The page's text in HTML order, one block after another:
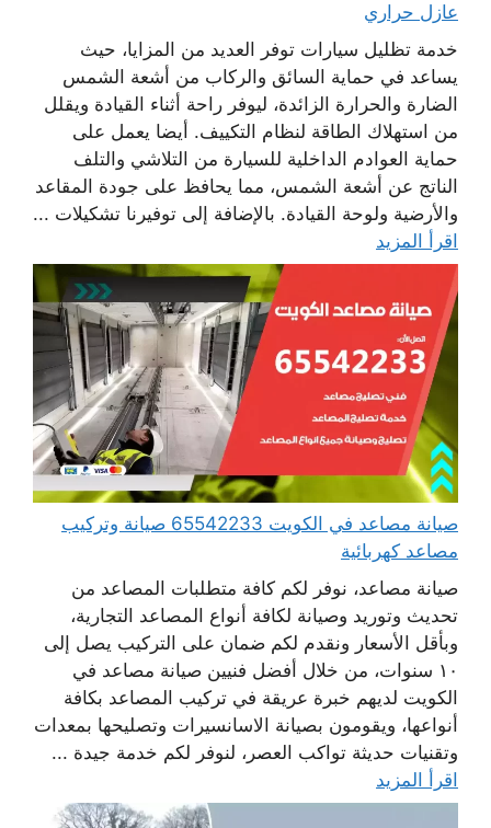
عازل حراري
خدمة تظليل سيارات توفر العديد من المزايا، حيث
يساعد في حماية السائق والركاب من أشعة الشمس
الضارة والحرارة الزائدة، ليوفر راحة أثناء القيادة ويقلل
من استهلاك الطاقة لنظام التكييف. أيضا يعمل على
حماية العوادم الداخلية للسيارة من التلاشي والتلف
الناتج عن أشعة الشمس، مما يحافظ على جودة المقاعد
والأرضية ولوحة القيادة. بالإضافة إلى توفيرنا تشكيلات ...
اقرأ المزيد
صيانة مصاعد في الكويت 65542233 صيانة وتركيب
مصاعد كهربائية
صيانة مصاعد، نوفر لكم كافة متطلبات المصاعد من
تحديث وتوريد وصيانة لكافة أنواع المصاعد التجارية،
وبأقل الأسعار ونقدم لكم ضمان على التركيب يصل إلى
١٠ سنوات، من خلال أفضل فنيين صيانة مصاعد في
الكويت لديهم خبرة عريقة في تركيب المصاعد بكافة
أنواعها، ويقومون بصيانة الاسانسيرات وتصليحها بمعدات
وتقنيات حديثة تواكب العصر، لنوفر لكم خدمة جيدة ...
اقرأ المزيد